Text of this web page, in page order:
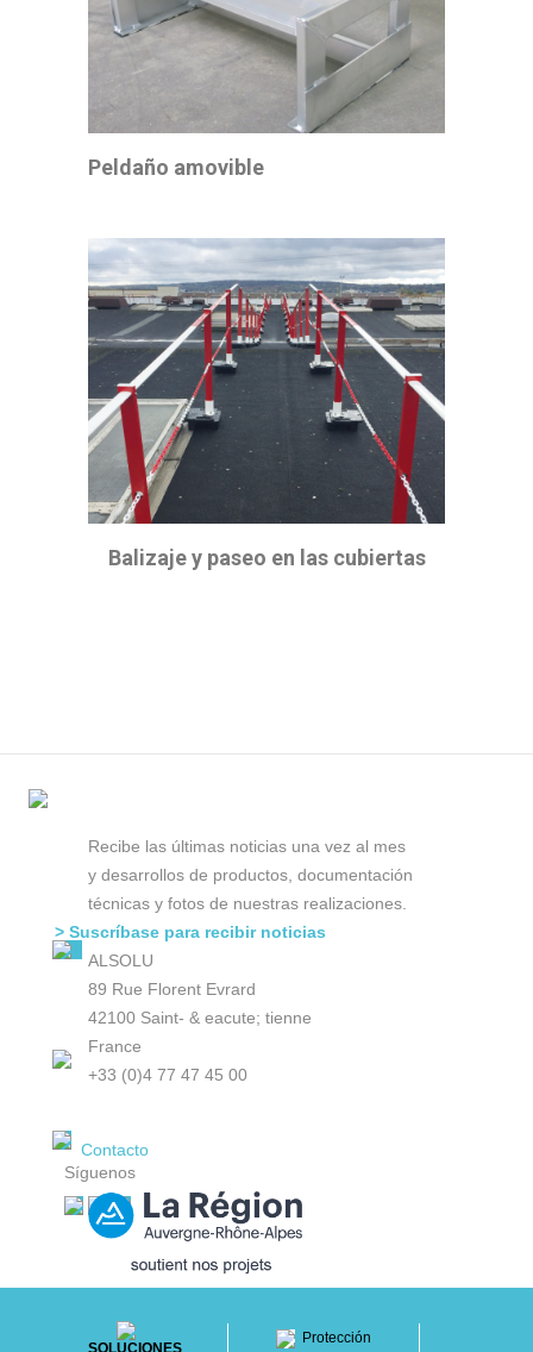
Peldaño amovible
Balizaje y paseo en las cubiertas
Recibe las últimas noticias una vez al mes
y desarrollos de productos, documentación
técnicas y fotos de nuestras realizaciones.
> Suscríbase para recibir noticias
ALSOLU
89 Rue Florent Evrard
42100 Saint- & eacute; tienne
France
+33 (0)4 77 47 45 00
Contacto
Síguenos
SOLUCIONES
Protección